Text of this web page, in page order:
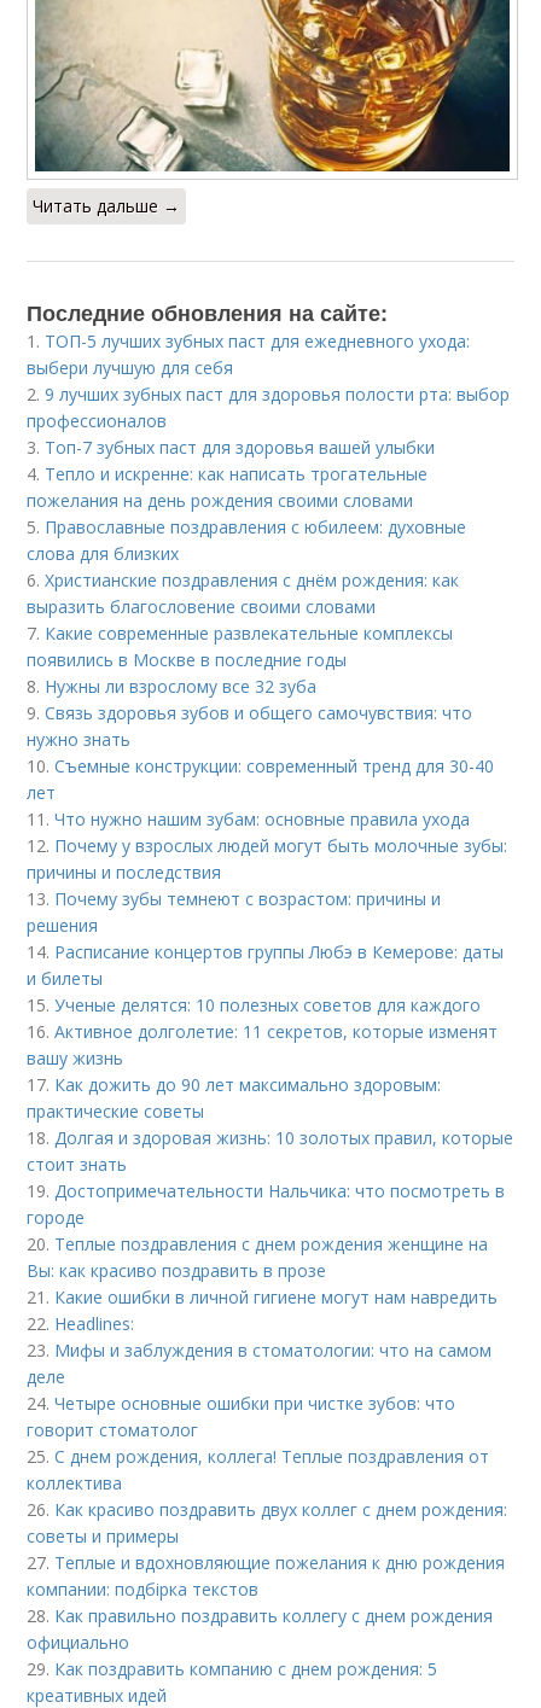
Читать дальше →
Последние обновления на сайте:
1. ТОП-5 лучших зубных паст для ежедневного ухода:
выбери лучшую для себя
2.9 лучших зубных паст для здоровья полости рта: выбор
профессионалов
3. Топ-7 зубных паст для здоровья вашей улыбки
4. Тепло и искренне: как написать трогательные
пожелания на день рождения своими словами
5. Православные поздравления с юбилеем: духовные
слова для близких
6.Христианские поздравления с днём рождения: как
выразить благословение своими словами
7. Какие современные развлекательные комплексы
появились в Москве в последние годы
8. Нужны ли взрослому все 32 зуба
9.Связь здоровья зубов и общего самочувствия: что
нужно знать
10.Съемные конструкции: современный тренд для 30-40
лет
11.Что нужно нашим зубам: основные правила ухода
12. Почему у взрослых людей могут быть молочные зубы:
причины и последствия
13. Почему зубы темнеют с возрастом: причины и
решения
14. Расписание концертов группы Любэ в Кемерове: даты
и билеты
15.Ученые делятся: 10 полезных советов для каждого
16.Активное долголетие: 11 секретов, которые изменят
вашу жизнь
17. Как дожить до 90 лет максимально здоровым:
практические советы
18.Долгая и здоровая жизнь: 10 золотых правил, которые
стоит знать
19.Достопримечательности Нальчика: что посмотреть в
городе
20. Теплые поздравления с днем рождения женщине на
Вы: как красиво поздравить в прозе
21. Какие ошибки в личной гигиене могут нам навредить
22. Headlines:
23. Мифы и заблуждения в стоматологии: что на самом
деле
24.Четыре основные ошибки при чистке зубов: что
говорит стоматолог
25.С днем рождения, коллега! Теплые поздравления от
коллектива
26. Как красиво поздравить двух коллег с днем рождения:
советы и примеры
27. Теплые и вдохновляющие пожелания к дню рождения
компании: подбірка текстов
28. Как правильно поздравить коллегу с днем рождения
официально
29. Как поздравить компанию с днем рождения: 5
креативных идей